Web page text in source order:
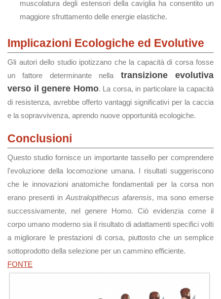
muscolatura degli estensori della caviglia ha consentito un
maggiore sfruttamento delle energie elastiche.
Implicazioni Ecologiche ed Evolutive
Gli autori dello studio ipotizzano che la capacità di corsa fosse
un fattore determinante nella transizione evolutiva
verso il genere Homo. La corsa, in particolare la capacità
di resistenza, avrebbe offerto vantaggi significativi per la caccia
e la sopravvivenza, aprendo nuove opportunità ecologiche.
Conclusioni
Questo studio fornisce un importante tassello per comprendere
l'evoluzione della locomozione umana. I risultati suggeriscono
che le innovazioni anatomiche fondamentali per la corsa non
erano presenti in Australopithecus afarensis, ma sono emerse
successivamente, nel genere Homo. Ciò evidenzia come il
corpo umano moderno sia il risultato di adattamenti specifici volti
a migliorare le prestazioni di corsa, piuttosto che un semplice
sottoprodotto della selezione per un cammino efficiente.
FONTE